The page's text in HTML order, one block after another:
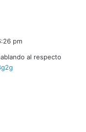
pm
al respecto